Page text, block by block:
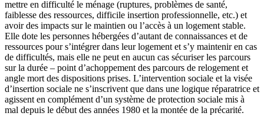
mettre en difficulté le ménage (ruptures, problèmes de santé,
faiblesse des ressources, difficile insertion professionnelle, etc.) et
avoir des impacts sur le maintien ou l’accès à un logement stable.
Elle dote les personnes hébergées d’autant de connaissances et de
ressources pour s’intégrer dans leur logement et s’y maintenir en cas
de difficultés, mais elle ne peut en aucun cas sécuriser les parcours
sur la durée – point d’achoppement des parcours de relogement et
angle mort des dispositions prises. L’intervention sociale et la visée
d’insertion sociale ne s’inscrivent que dans une logique réparatrice et
agissent en complément d’un système de protection sociale mis à
mal depuis le début des années 1980 et la montée de la précarité.